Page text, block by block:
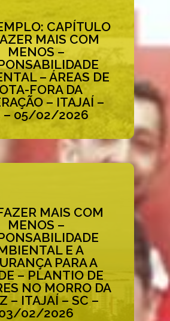
CAPÍTULO
MAIS COM
MENOS –
– ÁREAS DE
FORA DA
– ITAJAÍ –
– 05/02/2026
Acessar ao Case
MAIS COM
MENOS –
E A
PARA A
– PLANTIO DE
NO MORRO DA
– ITAJAÍ – SC –
02/2026
Acessar ao Case